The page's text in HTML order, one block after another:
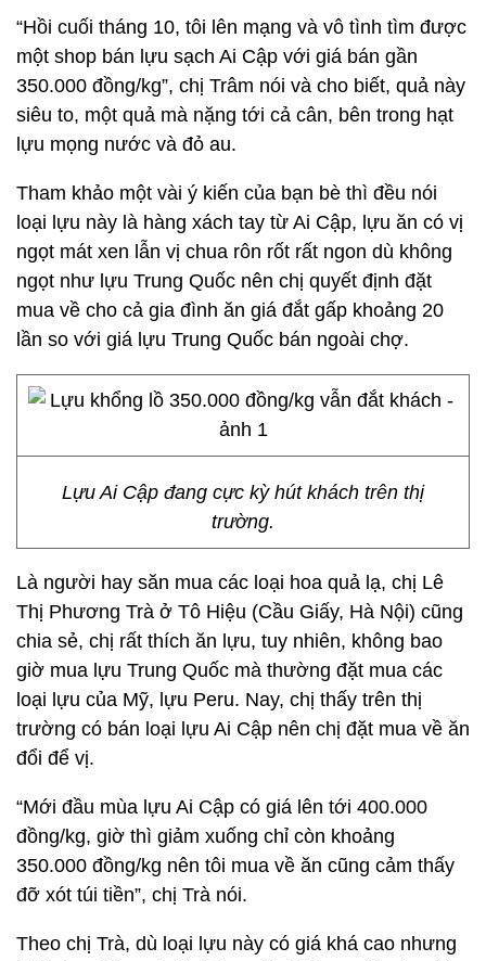
“Hồi cuối tháng 10, tôi lên mạng và vô tình tìm được
một shop bán lựu sạch Ai Cập với giá bán gần
350.000 đồng/kg”, chị Trâm nói và cho biết, quả này
siêu to, một quả mà nặng tới cả cân, bên trong hạt
lựu mọng nước và đỏ au.
Tham khảo một vài ý kiến của bạn bè thì đều nói
loại lựu này là hàng xách tay từ Ai Cập, lựu ăn có vị
ngọt mát xen lẫn vị chua rôn rốt rất ngon dù không
ngọt như lựu Trung Quốc nên chị quyết định đặt
mua về cho cả gia đình ăn giá đắt gấp khoảng 20
lần so với giá lựu Trung Quốc bán ngoài chợ.
Lựu Ai Cập đang cực kỳ hút khách trên thị
trường.
Là người hay săn mua các loại hoa quả lạ, chị Lê
Thị Phương Trà ở Tô Hiệu (Cầu Giấy, Hà Nội) cũng
chia sẻ, chị rất thích ăn lựu, tuy nhiên, không bao
giờ mua lựu Trung Quốc mà thường đặt mua các
loại lựu của Mỹ, lựu Peru. Nay, chị thấy trên thị
trường có bán loại lựu Ai Cập nên chị đặt mua về ăn
đổi để vị.
“Mới đầu mùa lựu Ai Cập có giá lên tới 400.000
đồng/kg, giờ thì giảm xuống chỉ còn khoảng
350.000 đồng/kg nên tôi mua về ăn cũng cảm thấy
đỡ xót túi tiền”, chị Trà nói.
Theo chị Trà, dù loại lựu này có giá khá cao nhưng